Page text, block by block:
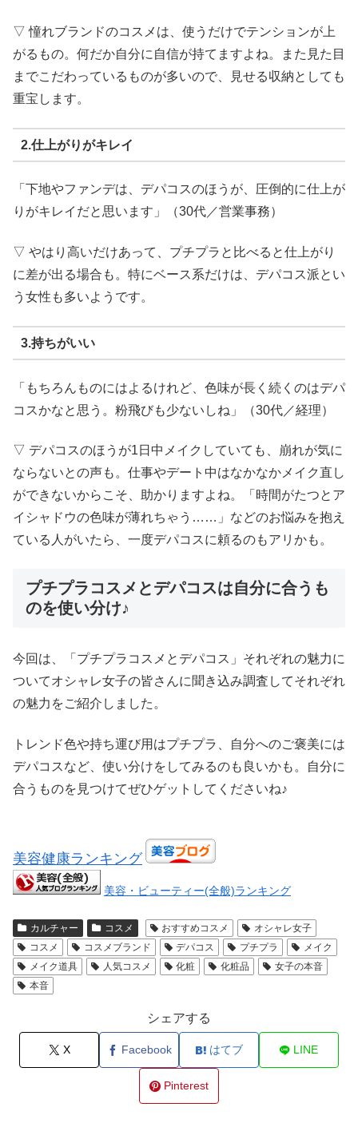
▽ 憧れブランドのコスメは、使うだけでテンションが上
がるもの。何だか自分に自信が持てますよね。また見た目
までこだわっているものが多いので、見せる収納としても
重宝します。
2.仕上がりがキレイ
「下地やファンデは、デパコスのほうが、圧倒的に仕上が
りがキレイだと思います」（30代／営業事務）
▽ やはり高いだけあって、プチプラと比べると仕上がり
に差が出る場合も。特にベース系だけは、デパコス派とい
う女性も多いようです。
3.持ちがいい
「もちろんものにはよるけれど、色味が長く続くのはデパ
コスかなと思う。粉飛びも少ないしね」（30代／経理）
▽ デパコスのほうが1日中メイクしていても、崩れが気に
ならないとの声も。仕事やデート中はなかなかメイク直し
ができないからこそ、助かりますよね。「時間がたつとア
イシャドウの色味が薄れちゃう……」などのお悩みを抱え
ている人がいたら、一度デパコスに頼るのもアリかも。
プチプラコスメとデパコスは自分に合うも
のを使い分け♪
今回は、「プチプラコスメとデパコス」それぞれの魅力に
ついてオシャレ女子の皆さんに聞き込み調査してそれぞれ
の魅力をご紹介しました。
トレンド色や持ち運び用はプチプラ、自分へのご褒美には
デパコスなど、使い分けをしてみるのも良いかも。自分に
合うものを見つけてぜひゲットしてくださいね♪
美容健康ランキング
美容・ビューティー(全般)ランキング
カルチャー コスメ おすすめコスメ
オシャレ女子
コスメ
コスメブランド デパコス プチプラ
メイク
メイク道具
人気コスメ 化粧 化粧品
女子の本音
本音
シェアする
X Facebook はてブ LINE
Pinterest